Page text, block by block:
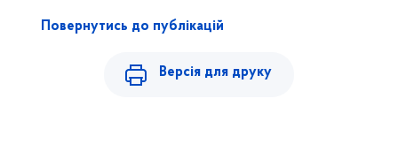
Повернутись до публікацій
Версія для друку